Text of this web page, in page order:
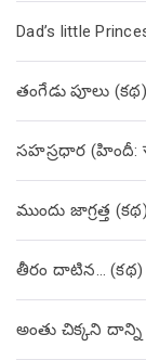
Dad’s little
తంగేడు పూలు (క‌థ‌)
సహస్రధార (హిందీ:
ముందు జాగ్రత్త (క‌థ‌)
తీరం దాటిన… (క‌థ‌)
అంతు చిక్కని